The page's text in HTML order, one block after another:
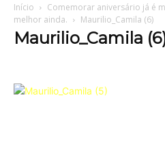
Início
Comemorar aniversário já é
melhor ainda.
Maurilio_Camila (6)
Maurilio_Camila